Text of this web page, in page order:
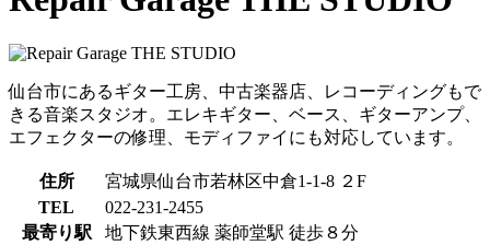
仙台市にあるギター工房、中古楽器店、レコーディングもで
きる音楽スタジオ。エレキギター、ベース、ギターアンプ、
エフェクターの修理、モディファイにも対応しています。
住所
宮城県仙台市若林区中倉1-1-8 ２F
TEL
022-231-2455
最寄り駅
地下鉄東西線 薬師堂駅 徒歩８分